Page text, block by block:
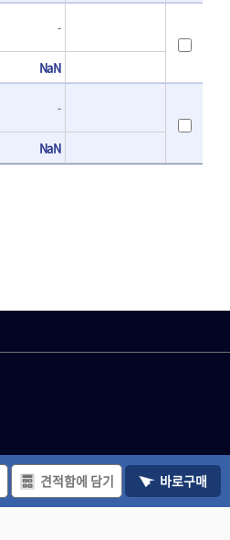
-
NaN
-
NaN
견적함에 담기 바로구매